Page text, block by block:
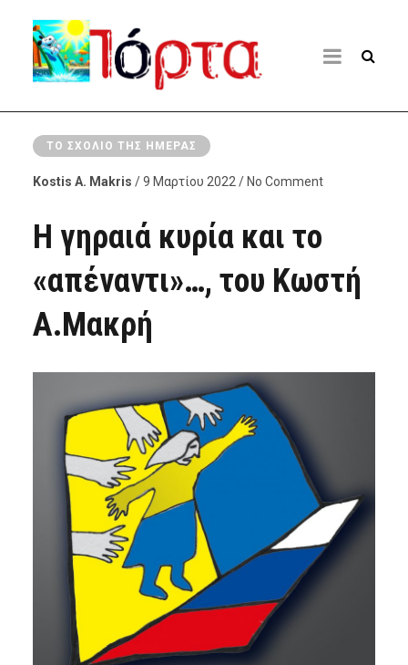
ΤΟ ΣΧΌΛΙΟ ΤΗΣ ΗΜΈΡΑΣ
Kostis A. Makris / 9 Μαρτίου 2022 / No Comment
Η γηραιά κυρία και το
«απέναντι»…, του Κωστή
Α.Μακρή